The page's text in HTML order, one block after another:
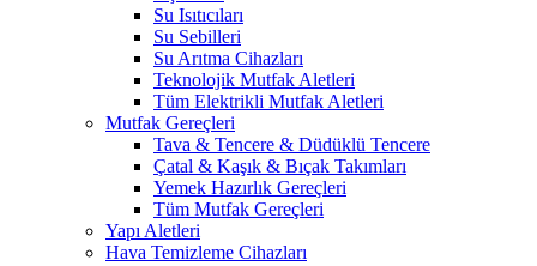
Su Isıtıcıları
Su Sebilleri
Su Arıtma Cihazları
Teknolojik Mutfak Aletleri
Tüm Elektrikli Mutfak Aletleri
Mutfak Gereçleri
Tava & Tencere & Düdüklü Tencere
Çatal & Kaşık & Bıçak Takımları
Yemek Hazırlık Gereçleri
Tüm Mutfak Gereçleri
Yapı Aletleri
Hava Temizleme Cihazları